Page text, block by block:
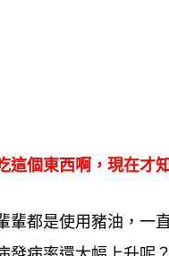
這個東西啊，現在才
輩都是使用豬油，一